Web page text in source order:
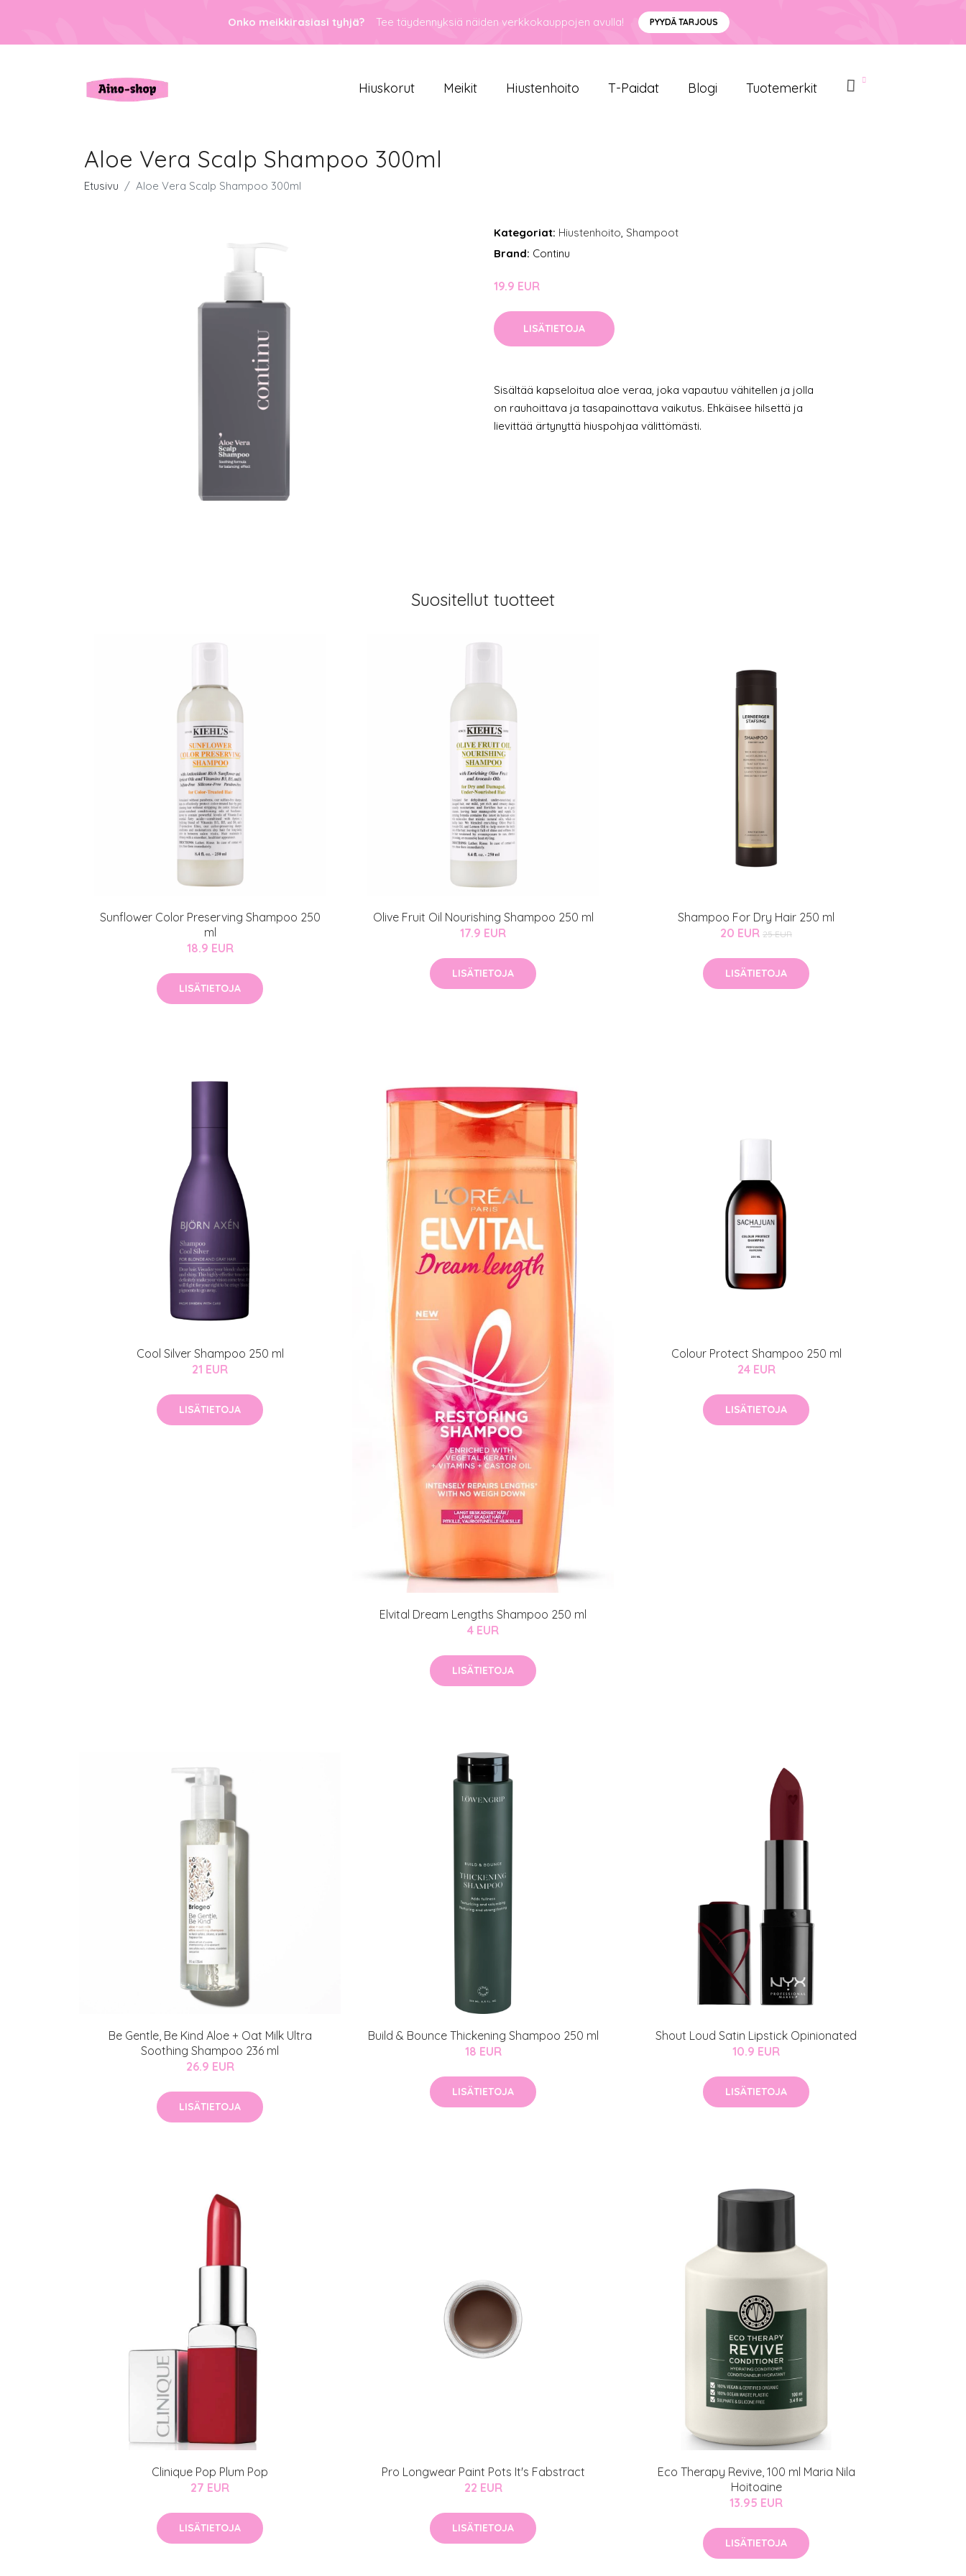
Onko meikkirasiasi tyhjä? Tee täydennyksiä näiden verkkokauppojen avulla! PYYDÄ TARJOUS
Hiuskorut Meikit Hiustenhoito T-Paidat Blogi Tuotemerkit
Aloe Vera Scalp Shampoo 300ml
Etusivu Aloe Vera Scalp Shampoo 300ml
Kategoriat: Hiustenhoito, Shampoot
Brand: Continu
19.9 EUR
LISÄTIETOJA
Sisältää kapseloitua aloe veraa, joka vapautuu vähitellen ja jolla
on rauhoittava ja tasapainottava vaikutus. Ehkäisee hilsettä ja
lievittää ärtynyttä hiuspohjaa välittömästi.
Suositellut tuotteet
Sunflower Color Preserving Shampoo 250
ml
18.9 EUR
LISÄTIETOJA
Olive Fruit Oil Nourishing Shampoo 250 ml
17.9 EUR
LISÄTIETOJA
Shampoo For Dry Hair 250 ml
20 EUR 25 EUR
LISÄTIETOJA
Cool Silver Shampoo 250 ml
21 EUR
LISÄTIETOJA
Elvital Dream Lengths Shampoo 250 ml
4 EUR
LISÄTIETOJA
Colour Protect Shampoo 250 ml
24 EUR
LISÄTIETOJA
Be Gentle, Be Kind Aloe + Oat Milk Ultra
Soothing Shampoo 236 ml
26.9 EUR
LISÄTIETOJA
Build & Bounce Thickening Shampoo 250 ml
18 EUR
LISÄTIETOJA
Shout Loud Satin Lipstick Opinionated
10.9 EUR
LISÄTIETOJA
Clinique Pop Plum Pop
27 EUR
LISÄTIETOJA
Pro Longwear Paint Pots It's Fabstract
22 EUR
LISÄTIETOJA
Eco Therapy Revive, 100 ml Maria Nila
Hoitoaine
13.95 EUR
LISÄTIETOJA
Erikoistarjous
IdealofMeD Kauppa
Kaikki IdealofMeDin tuotteet -20 %!
Varaa konsultaatio
ja saat nyt myös -200 €
toimenpiteestä.